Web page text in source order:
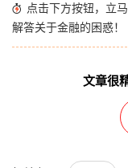
点击下方按钮，立
解答关于金融的困惑！
文章很